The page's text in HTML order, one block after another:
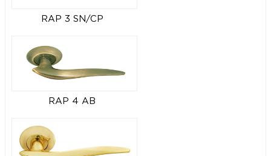
RAP 3 SN/CP
RAP 4 AB